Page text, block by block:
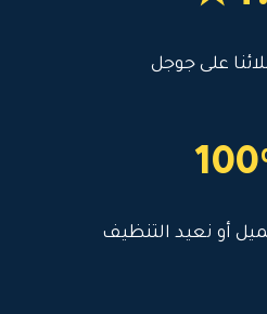
على جوجل
أو نعيد التنظيف